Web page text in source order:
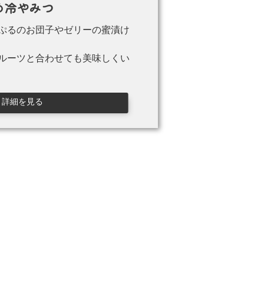
冷やみつ
るのお団子やゼリーの蜜漬け
ーツと合わせても美味しくい
詳細を見る